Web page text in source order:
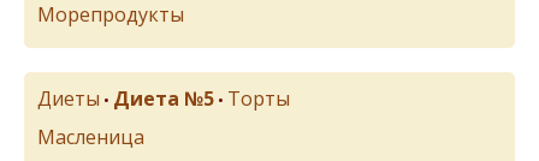
Морепродукты
Диеты • Диета №5 • Торты
Масленица